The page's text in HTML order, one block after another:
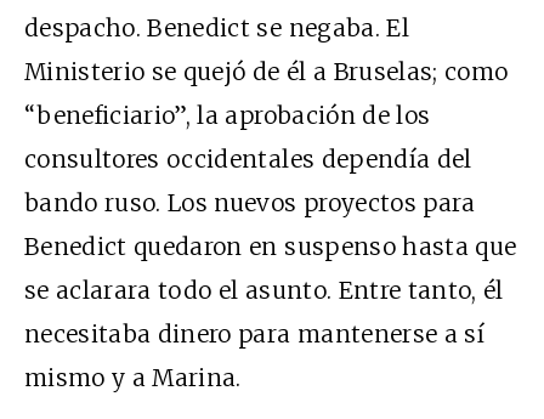
despacho. Benedict se negaba. El
Ministerio se quejó de él a Bruselas; como
“beneficiario”, la aprobación de los
consultores occidentales dependía del
bando ruso. Los nuevos proyectos para
Benedict quedaron en suspenso hasta que
se aclarara todo el asunto. Entre tanto, él
necesitaba dinero para mantenerse a sí
mismo y a Marina.